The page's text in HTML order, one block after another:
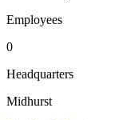
Employees
0
Headquarters
Midhurst